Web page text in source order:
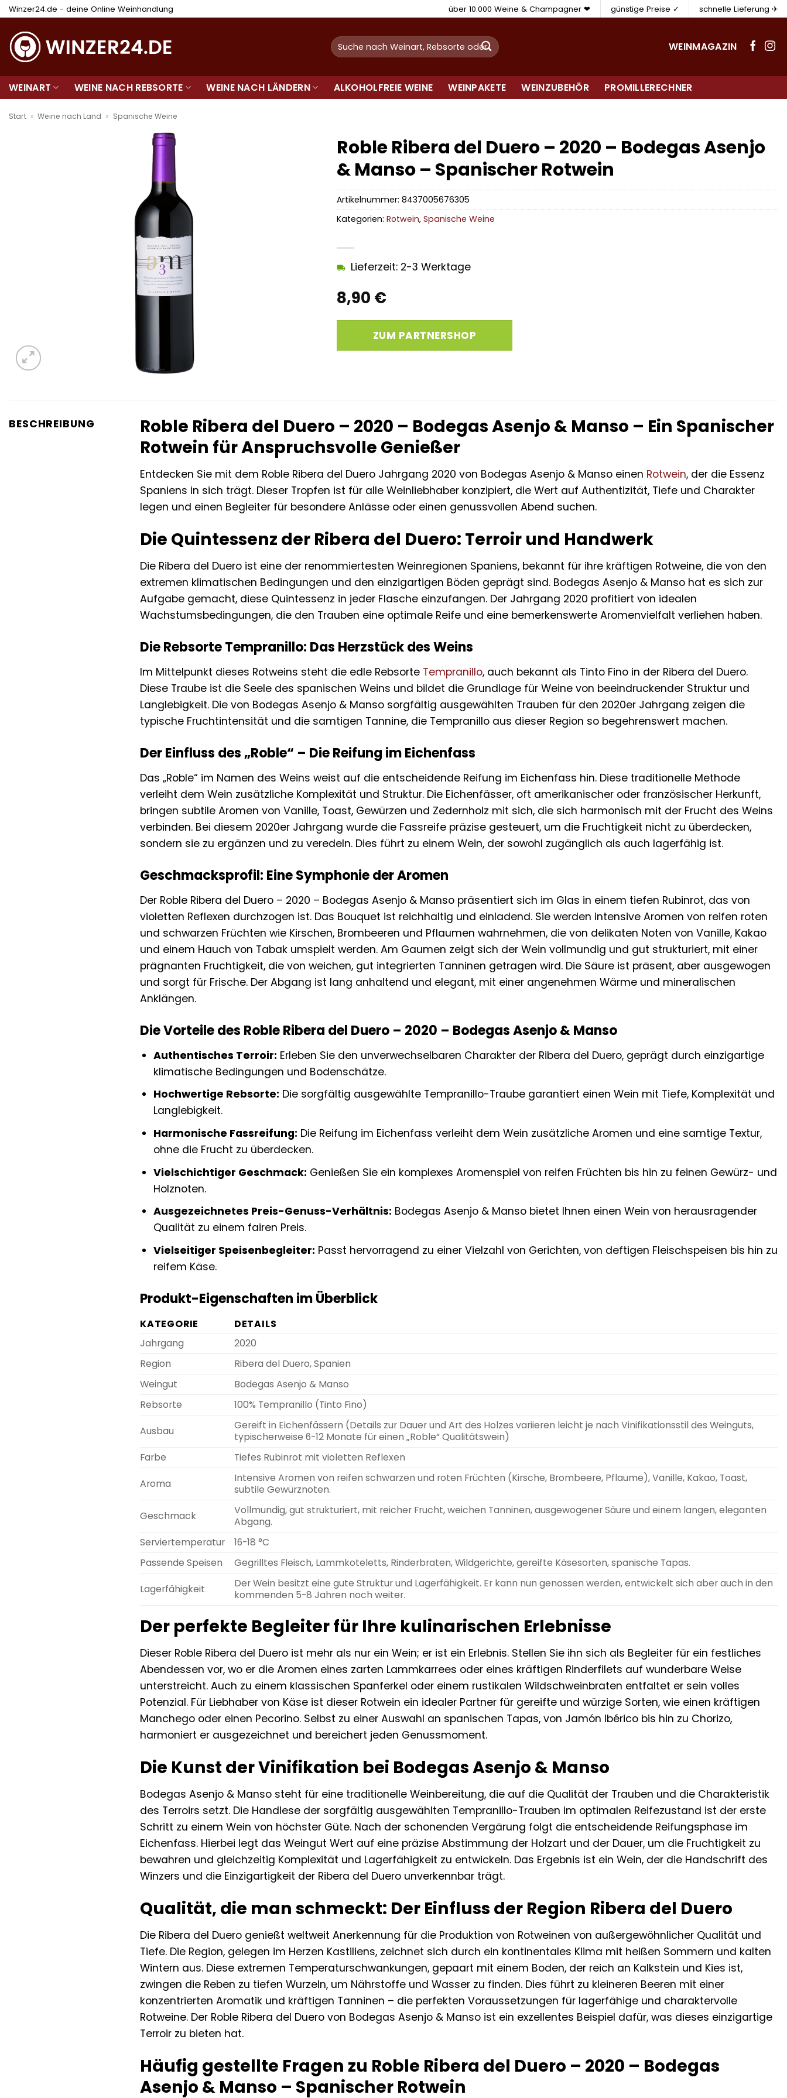
Zum
springen
Winzer24.de - deine Online Weinhandlung über 10.000 Weine & Champagner ❤ günstige Preise ✓ schnelle Lieferung ✈
Suchen
nach:
WEINMAGAZIN
WEINART WEINE NACH REBSORTE WEINE NACH LÄNDERN ALKOHOLFREIE WEINE WEINPAKETE WEINZUBEHÖR PROMILLERECHNER
Start » Weine nach Land » Spanische Weine
Roble Ribera del Duero – 2020 – Bodegas Asenjo
& Manso – Spanischer Rotwein
8,90 €
Lieferzeit: 2-3 Werktage
ZUM PARTNERSHOP
Artikelnummer: 8437005676305
Kategorien: Rotwein, Spanische Weine
BESCHREIBUNG
Roble Ribera del Duero – 2020 – Bodegas Asenjo & Manso – Ein Spanischer
Rotwein für Anspruchsvolle Genießer
Entdecken Sie mit dem Roble Ribera del Duero Jahrgang 2020 von Bodegas Asenjo & Manso einen Rotwein, der die Essenz
Spaniens in sich trägt. Dieser Tropfen ist für alle Weinliebhaber konzipiert, die Wert auf Authentizität, Tiefe und Charakter
legen und einen Begleiter für besondere Anlässe oder einen genussvollen Abend suchen.
Die Quintessenz der Ribera del Duero: Terroir und Handwerk
Die Ribera del Duero ist eine der renommiertesten Weinregionen Spaniens, bekannt für ihre kräftigen Rotweine, die von den
extremen klimatischen Bedingungen und den einzigartigen Böden geprägt sind. Bodegas Asenjo & Manso hat es sich zur
Aufgabe gemacht, diese Quintessenz in jeder Flasche einzufangen. Der Jahrgang 2020 profitiert von idealen
Wachstumsbedingungen, die den Trauben eine optimale Reife und eine bemerkenswerte Aromenvielfalt verliehen haben.
Die Rebsorte Tempranillo: Das Herzstück des Weins
Im Mittelpunkt dieses Rotweins steht die edle Rebsorte Tempranillo, auch bekannt als Tinto Fino in der Ribera del Duero.
Diese Traube ist die Seele des spanischen Weins und bildet die Grundlage für Weine von beeindruckender Struktur und
Langlebigkeit. Die von Bodegas Asenjo & Manso sorgfältig ausgewählten Trauben für den 2020er Jahrgang zeigen die
typische Fruchtintensität und die samtigen Tannine, die Tempranillo aus dieser Region so begehrenswert machen.
Der Einfluss des „Roble“ – Die Reifung im Eichenfass
Das „Roble“ im Namen des Weins weist auf die entscheidende Reifung im Eichenfass hin. Diese traditionelle Methode
verleiht dem Wein zusätzliche Komplexität und Struktur. Die Eichenfässer, oft amerikanischer oder französischer Herkunft,
bringen subtile Aromen von Vanille, Toast, Gewürzen und Zedernholz mit sich, die sich harmonisch mit der Frucht des Weins
verbinden. Bei diesem 2020er Jahrgang wurde die Fassreife präzise gesteuert, um die Fruchtigkeit nicht zu überdecken,
sondern sie zu ergänzen und zu veredeln. Dies führt zu einem Wein, der sowohl zugänglich als auch lagerfähig ist.
Geschmacksprofil: Eine Symphonie der Aromen
Der Roble Ribera del Duero – 2020 – Bodegas Asenjo & Manso präsentiert sich im Glas in einem tiefen Rubinrot, das von
violetten Reflexen durchzogen ist. Das Bouquet ist reichhaltig und einladend. Sie werden intensive Aromen von reifen roten
und schwarzen Früchten wie Kirschen, Brombeeren und Pflaumen wahrnehmen, die von delikaten Noten von Vanille, Kakao
und einem Hauch von Tabak umspielt werden. Am Gaumen zeigt sich der Wein vollmundig und gut strukturiert, mit einer
prägnanten Fruchtigkeit, die von weichen, gut integrierten Tanninen getragen wird. Die Säure ist präsent, aber ausgewogen
und sorgt für Frische. Der Abgang ist lang anhaltend und elegant, mit einer angenehmen Wärme und mineralischen
Anklängen.
Die Vorteile des Roble Ribera del Duero – 2020 – Bodegas Asenjo & Manso
Authentisches Terroir: Erleben Sie den unverwechselbaren Charakter der Ribera del Duero, geprägt durch einzigartige
klimatische Bedingungen und Bodenschätze.
Hochwertige Rebsorte: Die sorgfältig ausgewählte Tempranillo-Traube garantiert einen Wein mit Tiefe, Komplexität und
Langlebigkeit.
Harmonische Fassreifung: Die Reifung im Eichenfass verleiht dem Wein zusätzliche Aromen und eine samtige Textur,
ohne die Frucht zu überdecken.
Vielschichtiger Geschmack: Genießen Sie ein komplexes Aromenspiel von reifen Früchten bis hin zu feinen Gewürz- und
Holznoten.
Ausgezeichnetes Preis-Genuss-Verhältnis: Bodegas Asenjo & Manso bietet Ihnen einen Wein von herausragender
Qualität zu einem fairen Preis.
Vielseitiger Speisenbegleiter: Passt hervorragend zu einer Vielzahl von Gerichten, von deftigen Fleischspeisen bis hin zu
reifem Käse.
Produkt-Eigenschaften im Überblick
KATEGORIE
DETAILS
Jahrgang
2020
Region
Ribera del Duero, Spanien
Weingut
Bodegas Asenjo & Manso
Rebsorte
100% Tempranillo (Tinto Fino)
Ausbau
Gereift in Eichenfässern (Details zur Dauer und Art des Holzes variieren leicht je nach Vinifikationsstil des Weinguts,
typischerweise 6-12 Monate für einen „Roble“ Qualitätswein)
Farbe
Tiefes Rubinrot mit violetten Reflexen
Aroma
Intensive Aromen von reifen schwarzen und roten Früchten (Kirsche, Brombeere, Pflaume), Vanille, Kakao, Toast,
subtile Gewürznoten.
Geschmack
Vollmundig, gut strukturiert, mit reicher Frucht, weichen Tanninen, ausgewogener Säure und einem langen, eleganten
Abgang.
Serviertemperatur
16-18 °C
Passende Speisen
Gegrilltes Fleisch, Lammkoteletts, Rinderbraten, Wildgerichte, gereifte Käsesorten, spanische Tapas.
Lagerfähigkeit
Der Wein besitzt eine gute Struktur und Lagerfähigkeit. Er kann nun genossen werden, entwickelt sich aber auch in den
kommenden 5-8 Jahren noch weiter.
Der perfekte Begleiter für Ihre kulinarischen Erlebnisse
Dieser Roble Ribera del Duero ist mehr als nur ein Wein; er ist ein Erlebnis. Stellen Sie ihn sich als Begleiter für ein festliches
Abendessen vor, wo er die Aromen eines zarten Lammkarrees oder eines kräftigen Rinderfilets auf wunderbare Weise
unterstreicht. Auch zu einem klassischen Spanferkel oder einem rustikalen Wildschweinbraten entfaltet er sein volles
Potenzial. Für Liebhaber von Käse ist dieser Rotwein ein idealer Partner für gereifte und würzige Sorten, wie einen kräftigen
Manchego oder einen Pecorino. Selbst zu einer Auswahl an spanischen Tapas, von Jamón Ibérico bis hin zu Chorizo,
harmoniert er ausgezeichnet und bereichert jeden Genussmoment.
Die Kunst der Vinifikation bei Bodegas Asenjo & Manso
Bodegas Asenjo & Manso steht für eine traditionelle Weinbereitung, die auf die Qualität der Trauben und die Charakteristik
des Terroirs setzt. Die Handlese der sorgfältig ausgewählten Tempranillo-Trauben im optimalen Reifezustand ist der erste
Schritt zu einem Wein von höchster Güte. Nach der schonenden Vergärung folgt die entscheidende Reifungsphase im
Eichenfass. Hierbei legt das Weingut Wert auf eine präzise Abstimmung der Holzart und der Dauer, um die Fruchtigkeit zu
bewahren und gleichzeitig Komplexität und Lagerfähigkeit zu entwickeln. Das Ergebnis ist ein Wein, der die Handschrift des
Winzers und die Einzigartigkeit der Ribera del Duero unverkennbar trägt.
Qualität, die man schmeckt: Der Einfluss der Region Ribera del Duero
Die Ribera del Duero genießt weltweit Anerkennung für die Produktion von Rotweinen von außergewöhnlicher Qualität und
Tiefe. Die Region, gelegen im Herzen Kastiliens, zeichnet sich durch ein kontinentales Klima mit heißen Sommern und kalten
Wintern aus. Diese extremen Temperaturschwankungen, gepaart mit einem Boden, der reich an Kalkstein und Kies ist,
zwingen die Reben zu tiefen Wurzeln, um Nährstoffe und Wasser zu finden. Dies führt zu kleineren Beeren mit einer
konzentrierten Aromatik und kräftigen Tanninen – die perfekten Voraussetzungen für lagerfähige und charaktervolle
Rotweine. Der Roble Ribera del Duero von Bodegas Asenjo & Manso ist ein exzellentes Beispiel dafür, was dieses einzigartige
Terroir zu bieten hat.
Häufig gestellte Fragen zu Roble Ribera del Duero – 2020 – Bodegas
Asenjo & Manso – Spanischer Rotwein